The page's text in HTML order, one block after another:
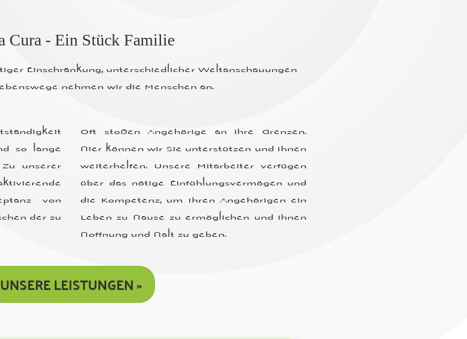
Cura - Ein Stück Familie
Einschränkung, unterschiedlicher Weltanschauungen
nehmen wir die Menschen an.
ständigkeit
so lange
unserer
von
der zu
Oft stoßen Angehörige an ihre Grenzen.
Hier können wir Sie unterstützen und Ihnen
weiterhelfen. Unsere Mitarbeiter verfügen
über das nötige Einfühlungsvermögen und
die Kompetenz, um Ihren Angehörigen ein
Leben zu Hause zu ermöglichen und ihnen
Hoffnung und Halt zu geben.
UNSERE LEISTUNGEN »